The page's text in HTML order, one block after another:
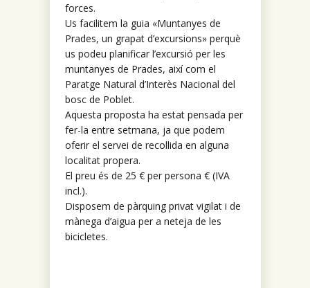
forces.
Us facilitem la guia «Muntanyes de
Prades, un grapat d’excursions» perquè
us podeu planificar l’excursió per les
muntanyes de Prades, així com el
Paratge Natural d’Interès Nacional del
bosc de Poblet.
Aquesta proposta ha estat pensada per
fer-la entre setmana, ja que podem
oferir el servei de recollida en alguna
localitat propera.
El preu és de 25 € per persona € (IVA
incl.).
Disposem de pàrquing privat vigilat i de
mànega d’aigua per a neteja de les
bicicletes.